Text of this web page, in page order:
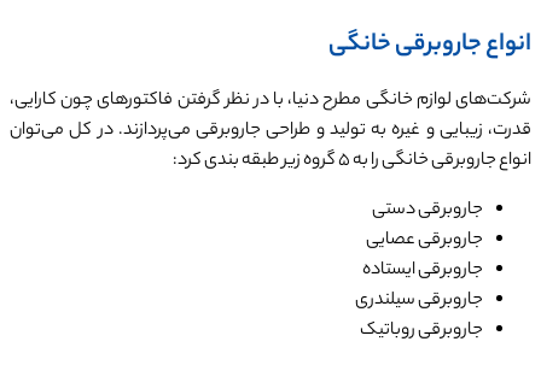
انواع جاروبرقی خانگی
شرکت‌های لوازم خانگی مطرح دنیا، با در نظر گرفتن فاکتورهای چون کارایی،
قدرت، زیبایی و غیره به تولید و طراحی جاروبرقی می‌پردازند. در کل می‌توان
انواع جاروبرقی خانگی را به 5 گروه زیر طبقه بندی کرد:
جاروبرقی دستی
جاروبرقی عصایی
جاروبرقی ایستاده
جاروبرقی سیلندری
جاروبرقی روباتیک